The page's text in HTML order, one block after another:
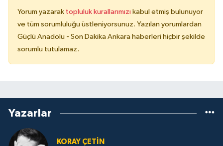
Yorum yazarak topluluk kurallarımızı kabul etmiş bulunuyor
ve tüm sorumluluğu üstleniyorsunuz. Yazılan yorumlardan
Güçlü Anadolu - Son Dakika Ankara haberleri hiçbir şekilde
sorumlu tutulamaz.
Yazarlar
KORAY ÇETIN